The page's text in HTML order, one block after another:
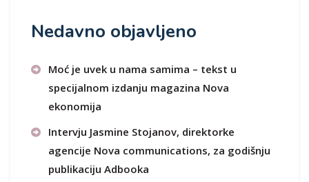
Nedavno objavljeno
Moć je uvek u nama samima – tekst u
specijalnom izdanju magazina Nova
ekonomija
Intervju Jasmine Stojanov, direktorke
agencije Nova communications, za godišnju
publikaciju Adbooka